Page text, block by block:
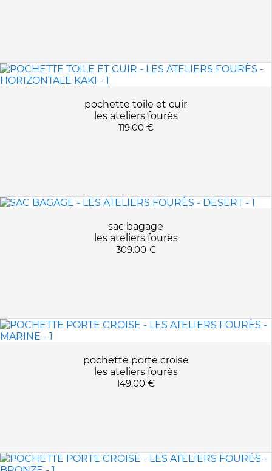
pochette toile et cuir
les ateliers fourès
119.00 €
sac bagage
les ateliers fourès
309.00 €
pochette porte croise
les ateliers fourès
149.00 €